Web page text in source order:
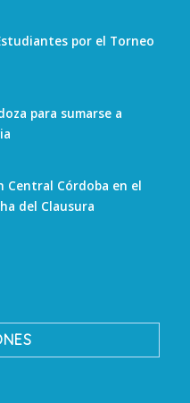
por el Torneo
para sumarse a
Central Córdoba en el
del Clausura